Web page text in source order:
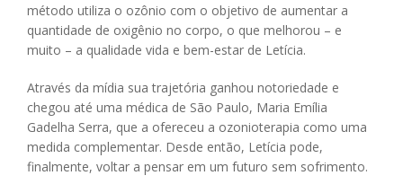
método utiliza o ozônio com o objetivo de aumentar a
quantidade de oxigênio no corpo, o que melhorou – e
muito – a qualidade vida e bem-estar de Letícia.
Através da mídia sua trajetória ganhou notoriedade e
chegou até uma médica de São Paulo, Maria Emília
Gadelha Serra, que a ofereceu a ozonioterapia como uma
medida complementar. Desde então, Letícia pode,
finalmente, voltar a pensar em um futuro sem sofrimento.